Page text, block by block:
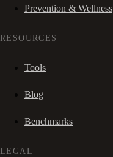
Prevention & Wellness
RESOURCES
Tools
Blog
Benchmarks
LEGAL